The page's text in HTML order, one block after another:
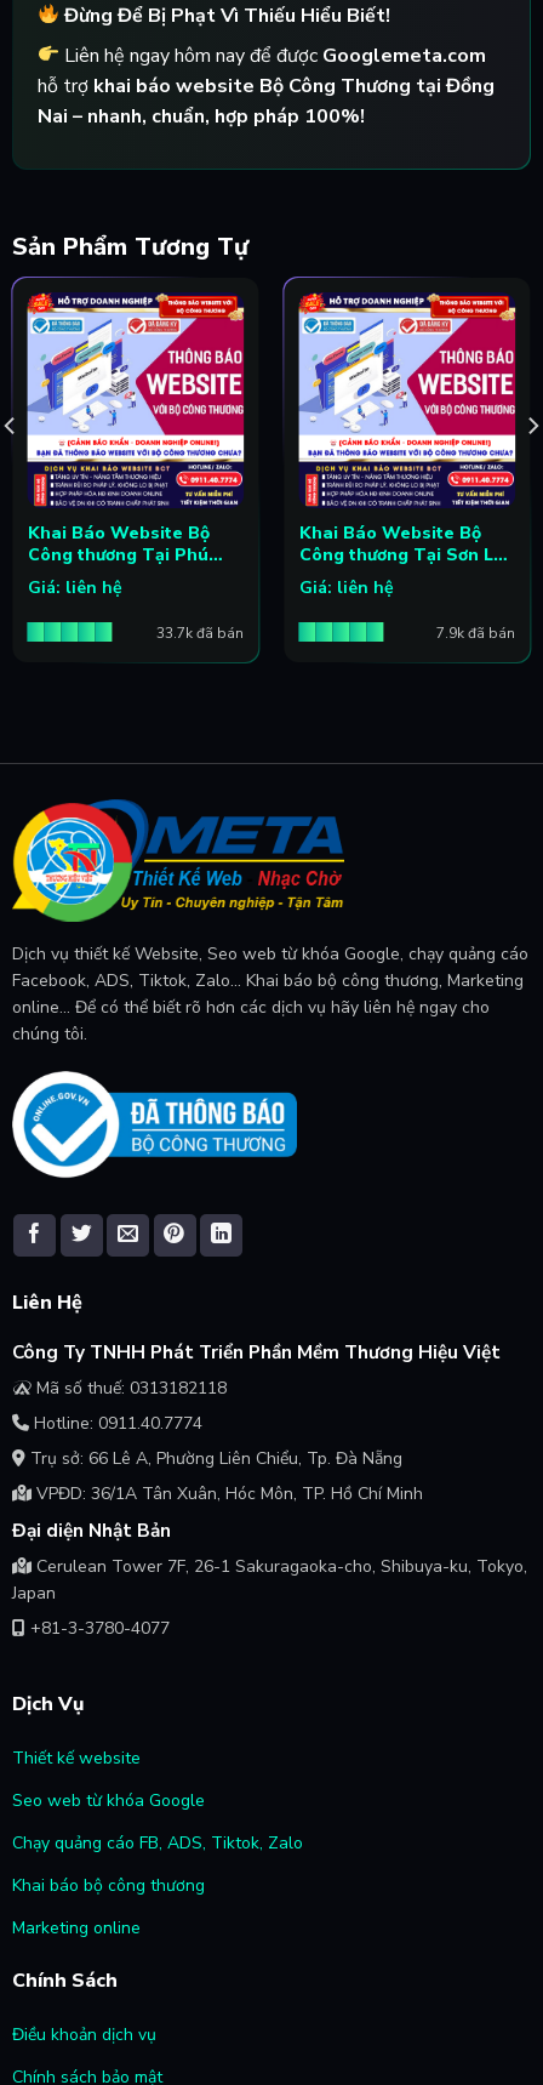
Đừng Để Bị Phạt Vì Thiếu Hiểu Biết!
Liên hệ ngay hôm nay để được Googlemeta.com
hỗ trợ khai báo website Bộ Công Thương tại Đồng
Nai – nhanh, chuẩn, hợp pháp 100%!
Sản Phẩm Tương Tự
Khai Báo Website Bộ
Công thương Tại Phú
Thọ| Từ A-Z
Giá: liên hệ
33.7k đã bán
Khai Báo Website Bộ
Công thương Tại Sơn La|
Từ A-Z
Giá: liên hệ
7.9k đã bán
Dịch vụ thiết kế Website, Seo web từ khóa Google, chạy quảng cáo
Facebook, ADS, Tiktok, Zalo... Khai báo bộ công thương, Marketing
online... Để có thể biết rõ hơn các dịch vụ hãy liên hệ ngay cho
chúng tôi.
Dịch Vụ
Thiết kế website
Seo web từ khóa Google
Chạy quảng cáo FB, ADS, Tiktok, Zalo
Khai báo bộ công thương
Marketing online
Chính Sách
Điều khoản dịch vụ
Chính sách bảo mật
Liên Hệ
Công Ty TNHH Phát Triển Phần Mềm Thương Hiệu Việt
Mã số thuế: 0313182118
Hotline: 0911.40.7774
Trụ sở: 66 Lê A, Phường Liên Chiểu, Tp. Đà Nẵng
VPĐD: 36/1A Tân Xuân, Hóc Môn, TP. Hồ Chí Minh
Đại diện Nhật Bản
Cerulean Tower 7F, 26-1 Sakuragaoka-cho, Shibuya-ku, Tokyo,
Japan
+81-3-3780-4077